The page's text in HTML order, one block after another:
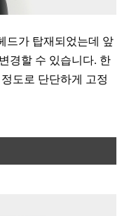
드가 탑재되었는데 앞
경할 수 있습니다. 한
도로 단단하게 고정